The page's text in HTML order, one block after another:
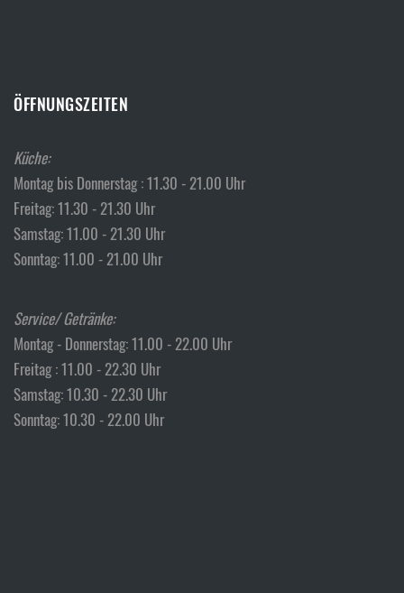
ÖFFNUNGSZEITEN
Küche:
Montag bis Donnerstag : 11.30 - 21.00 Uhr
Freitag: 11.30 - 21.30 Uhr
Samstag: 11.00 - 21.30 Uhr
Sonntag: 11.00 - 21.00 Uhr
Service/ Getränke:
Montag - Donnerstag: 11.00 - 22.00 Uhr
Freitag : 11.00 - 22.30 Uhr
Samstag: 10.30 - 22.30 Uhr
Sonntag: 10.30 - 22.00 Uhr